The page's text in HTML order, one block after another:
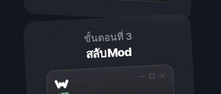
ขั้นตอนที่ 3
สลับ Mod